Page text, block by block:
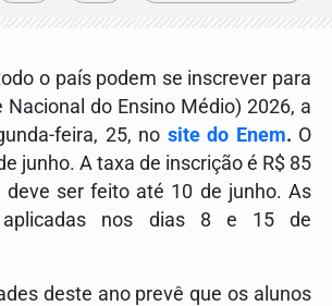
o país podem se inscrever para
Nacional do Ensino Médio) 2026, a
feira, 25, no site do Enem. O
junho. A taxa de inscrição é R$ 85
deve ser feito até 10 de junho. As
aplicadas nos dias 8 e 15 de
deste ano prevê que os alunos